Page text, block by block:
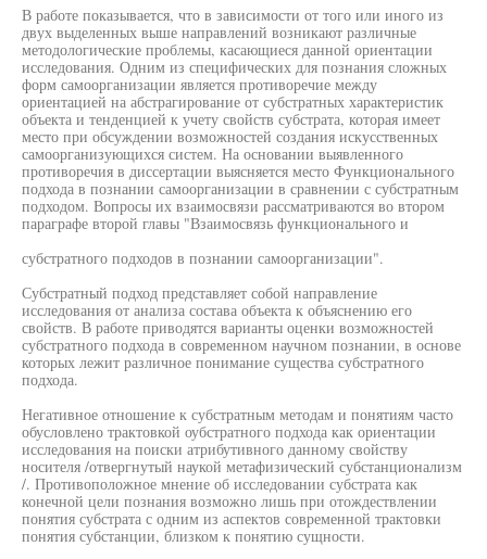
В работе показывается, что в зависимости от того или иного из
двух выделенных выше направлений возникают различные
методологические проблемы, касающиеся данной ориентации
исследования. Одним из специфических для познания сложных
форм самоорганизации является противоречие между
ориентацией на абстрагирование от субстратных характеристик
объекта и тенденцией к учету свойств субстрата, которая имеет
место при обсуждении возможностей создания искусственных
самоорганизующихся систем. На основании выявленного
противоречия в диссертации выясняется место Функционального
подхода в познании самоорганизации в сравнении с субстратным
подходом. Вопросы их взаимосвязи рассматриваются во втором
параграфе второй главы "Взаимосвязь функционального и
субстратного подходов в познании самоорганизации".
Субстратный подход представляет собой направление
исследования от анализа состава объекта к объяснению его
свойств. В работе приводятся варианты оценки возможностей
субстратного подхода в современном научном познании, в основе
которых лежит различное понимание существа субстратного
подхода.
Негативное отношение к субстратным методам и понятиям часто
обусловлено трактовкой оубстратного подхода как ориентации
исследования на поиски атрибутивного данному свойству
носителя /отвергнутый наукой метафизический субстанционализм
/. Противоположное мнение об исследовании субстрата как
конечной цели познания возможно лишь при отождествлении
понятия субстрата с одним из аспектов современной трактовки
понятия субстанции, близком к понятию сущности.